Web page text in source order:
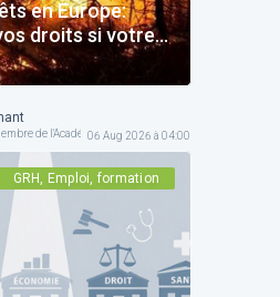
en Europe:
droits si votre
?
de l'Académie Royale06 Aug 2026 à 04:00
GRH, Emploi, formation